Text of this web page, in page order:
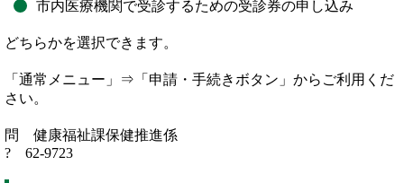
市内医療機関で受診するための受診券の申し込み
どちらかを選択できます。
「通常メニュー」⇒「申請・手続きボタン」からご利用くだ
さい。
問 健康福祉課保健推進係
? 62-9723